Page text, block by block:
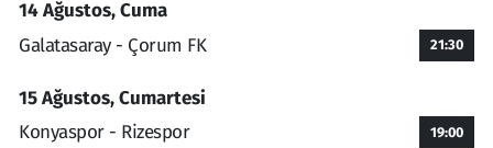
14 Ağustos, Cuma
Galatasaray - Çorum FK
21:30
15 Ağustos, Cumartesi
Konyaspor - Rizespor
19:00